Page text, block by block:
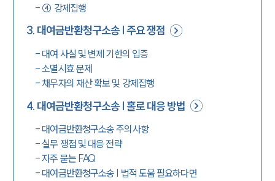
- ④ 강제집행
3. 대여금반환청구소송 | 주요 쟁점
- 대여 사실 및 변제 기한의 입증
-소멸시효 문제
- 채무자의 재산 확보 및 강제집행
4. 대여금반환청구소송 | 홀로 대응 방법
- 대여금반환청구소송 주의사항
-실무 쟁점 및 대응 전략
-자주 묻는 FAQ
- 대여금반환청구소송 | 법적 도움 필요하다면